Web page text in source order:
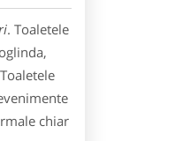
. Toaletele
chiar